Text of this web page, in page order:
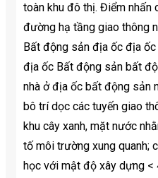
toàn khu đô thị. Điểm nhấn
đường hạ tầng giao thông
Bất động sản địa ốc địa
địa ốc Bất động sản bất
nhà ở địa ốc bất động sản
bô trí dọc các tuyến giao
khu cây xanh, mặt nước
tố môi trường xung quanh;
học với mật độ xây dựng <